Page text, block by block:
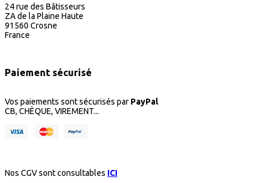
24 rue des Bâtisseurs
ZA de la Plaine Haute
91560 Crosne
France
Paiement sécurisé
Vos paiements sont sécurisés par PayPal
CB, CHÈQUE, VIREMENT...
Nos CGV sont consultables ICI